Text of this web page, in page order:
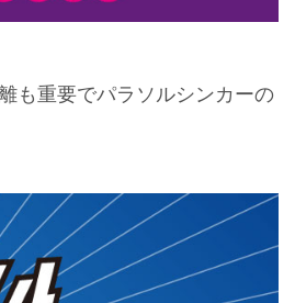
も重要でパラソルシンカーの